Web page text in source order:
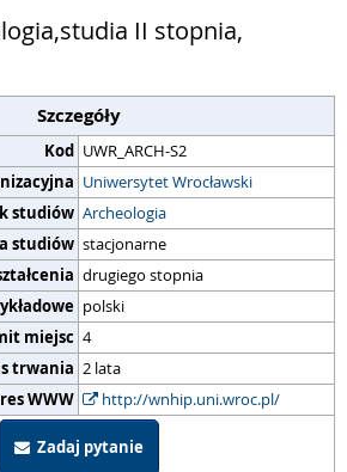
II stopnia,
Szczegóły
Kod UWR_ARCH-S2
Uniwersytet Wrocławski
studiów Archeologia
studiów stacjonarne
drugiego stopnia
polski
miejsc 4
trwania 2 lata
WWW
http://wnhip.uni.wroc.pl/
Zadaj pytanie